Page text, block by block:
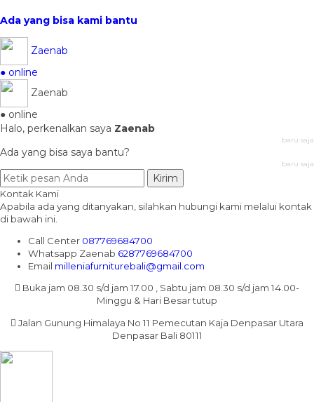
Ada yang bisa kami bantu
Zaenab
● online
Zaenab
● online
Halo, perkenalkan saya Zaenab
baru saja
Ada yang bisa saya bantu?
baru saja
Kirim
Kontak Kami
Apabila ada yang ditanyakan, silahkan hubungi kami melalui kontak
di bawah ini.
Call Center 087769684700
Whatsapp Zaenab 6287769684700
Email milleniafurniturebali@gmail.com
Buka jam 08.30 s/d jam 17.00 , Sabtu jam 08.30 s/d jam 14.00-
Minggu & Hari Besar tutup
Jalan Gunung Himalaya No 11 Pemecutan Kaja Denpasar Utara
Denpasar Bali 80111